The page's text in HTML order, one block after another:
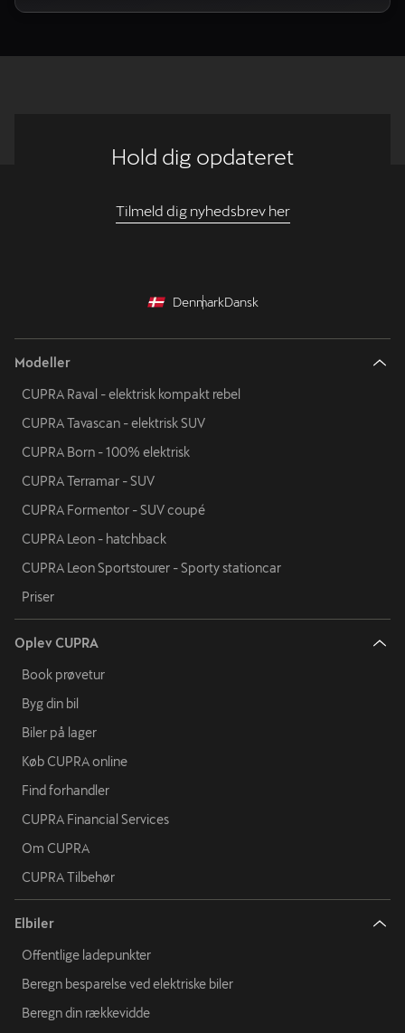
Hold dig opdateret
Tilmeld dig nyhedsbrev her
DenmarkDansk
Modeller
CUPRA Raval - elektrisk kompakt rebel
CUPRA Tavascan - elektrisk SUV
CUPRA Born - 100% elektrisk
CUPRA Terramar - SUV
CUPRA Formentor - SUV coupé
CUPRA Leon - hatchback
CUPRA Leon Sportstourer - Sporty stationcar
Priser
Oplev CUPRA
Book prøvetur
Byg din bil
Biler på lager
Køb CUPRA online
Find forhandler
CUPRA Financial Services
Om CUPRA
CUPRA Tilbehør
Elbiler
Offentlige ladepunkter
Beregn besparelse ved elektriske biler
Beregn din rækkevidde